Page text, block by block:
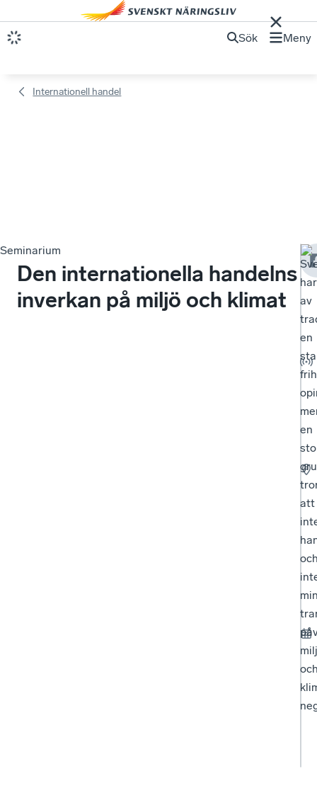
Sök Meny
Internationell handel
Seminarium
Den internationella handelns
inverkan på miljö och klimat
har
av
en
en
att